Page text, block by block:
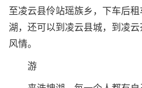
至凌云县伶站瑶族乡，下车后
湖，还可以到凌云县城，到凌
风情。
游